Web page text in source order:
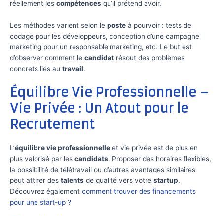
réellement les compétences qu’il prétend avoir.
Les méthodes varient selon le poste à pourvoir : tests de
codage pour les développeurs, conception d’une campagne
marketing pour un responsable marketing, etc. Le but est
d’observer comment le candidat résout des problèmes
concrets liés au travail.
Équilibre Vie Professionnelle –
Vie Privée : Un Atout pour le
Recrutement
L’équilibre vie professionnelle et vie privée est de plus en
plus valorisé par les candidats. Proposer des horaires flexibles,
la possibilité de télétravail ou d’autres avantages similaires
peut attirer des talents de qualité vers votre startup.
Découvrez également comment trouver des financements
pour une start-up ?